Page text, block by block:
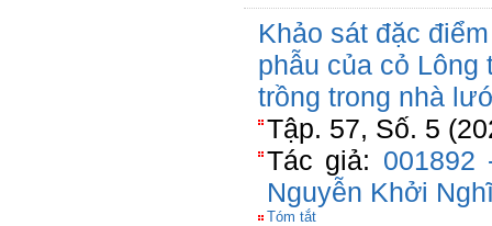
Khảo sát đặc
phẫu của cỏ
trồng trong nhà
Tập. 57, Số. 5
Tác giả: 001892
Nguyễn Khởi
Tóm tắt